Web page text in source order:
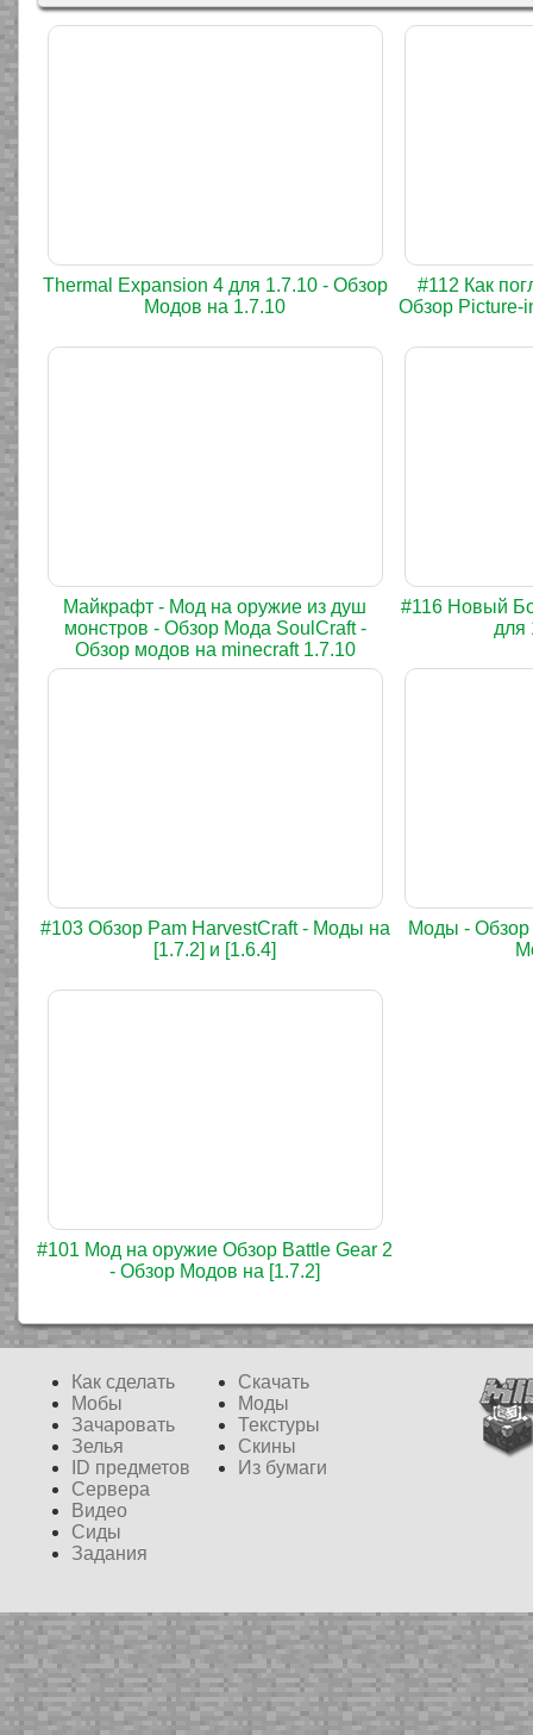
Thermal Expansion 4 для 1.7.10 - Обзор
Модов на 1.7.10
#112 Как
Обзор Picture-
Майкрафт - Мод на оружие из душ
монстров - Обзор Мода SoulCraft -
Обзор модов на minecraft 1.7.10
#116 Новый
для
#103 Обзор Pam HarvestCraft - Моды на
[1.7.2] и [1.6.4]
Моды - Обзор
#101 Мод на оружие Обзор Battle Gear 2
- Обзор Модов на [1.7.2]
Как сделать
Мобы
Зачаровать
Зелья
ID предметов
Сервера
Видео
Сиды
Задания
Скачать
Моды
Текстуры
Скины
Из бумаги